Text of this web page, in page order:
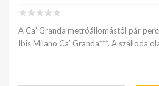
A Ca’ Granda metróállomástól pár
Ibis Milano Ca’ Granda***. A szálloda